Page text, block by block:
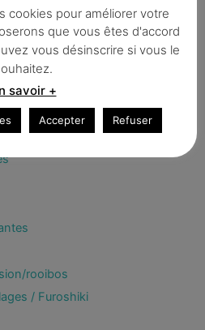
rooibos
/ Furoshiki
cookies pour améliorer votre
que vous êtes d'accord
vous désinscrire si vous le
savoir +
Accepter Refuser